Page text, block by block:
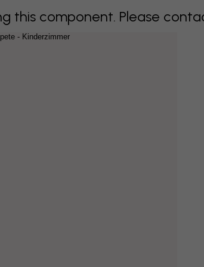
this component. Please